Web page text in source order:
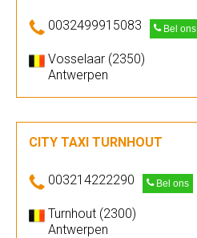
0032499915083 Bel ons
Vosselaar (2350)
Antwerpen
CITY TAXI TURNHOUT
003214222290 Bel ons
Turnhout (2300)
Antwerpen